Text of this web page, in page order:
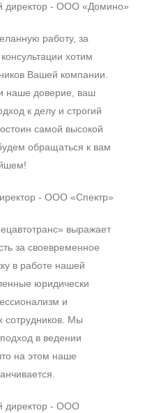
директор - ООО «Домино»
работу, за
хотим
Вашей компании.
наше доверие, ваш
к делу и строгий
самой высокой
обращаться к вам
- ООО «Спектр»
выражает
за своевременное
в работе нашей
юридически
и
сотрудников. Мы
в ведении
на этом наше
директор - ООО